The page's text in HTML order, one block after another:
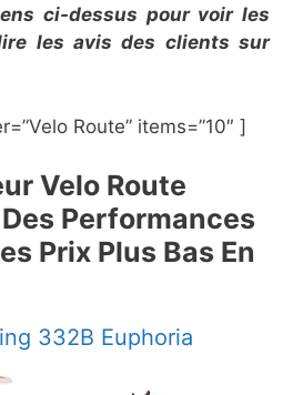
ci-dessus pour voir les
les avis des clients sur
Route” items=”10″ ]
Velo Route
Performances
Prix Plus Bas En
332B Euphoria